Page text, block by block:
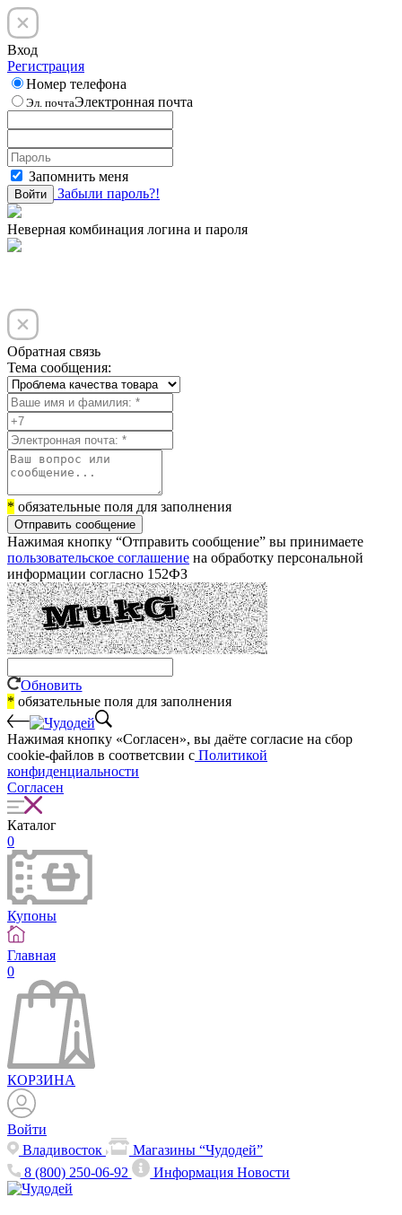
Вход
Регистрация
Номер телефона
Эл. почтаЭлектронная почта
Запомнить меня
Войти Забыли пароль?!
Неверная комбинация логина и пароля
Обратная связь
Тема сообщения:
* обязательные поля для заполнения
Отправить сообщение
Нажимая кнопку “Отправить сообщение” вы принимаете
пользовательское соглашение на обработку персональной
информации согласно 152ФЗ
Обновить
* обязательные поля для заполнения
Нажимая кнопку «Согласен», вы даёте cогласие на сбор
cookie-файлов в соответсвии с Политикой
конфиденциальности
Согласен
Каталог
0
Купоны
Главная
0
КОРЗИНА
Войти
Владивосток
Магазины “Чудодей”
8 (800) 250-06-92
ИнформацияНовости